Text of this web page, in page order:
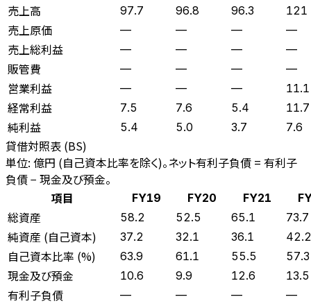
売上高 97.7 96.8 96.3 121
売上原価 — — — —
売上総利益 — — — —
販管費 — — — —
営業利益 — — — 11.1
経常利益 7.5 7.6 5.4 11.7
純利益 5.4 5.0 3.7 7.6
貸借対照表 (BS)
単位: 億円 (自己資本比率を除く)。ネット有利子負債 = 有利子
負債 − 現金及び預金。
項目
FY19 FY20 FY21
総資産 58.2 52.5 65.1 73.7
純資産 (自己資本) 37.2 32.1 36.1 42.2
自己資本比率 (%) 63.9 61.1 55.5 57.3
現金及び預金 10.6 9.9 12.6 13.5
有利子負債 — — — —